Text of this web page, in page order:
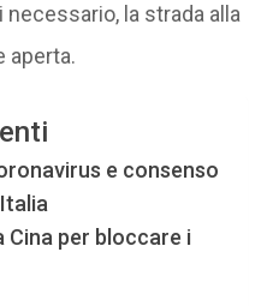
la strada alla
aperta.
e consenso
Cina per bloccare i